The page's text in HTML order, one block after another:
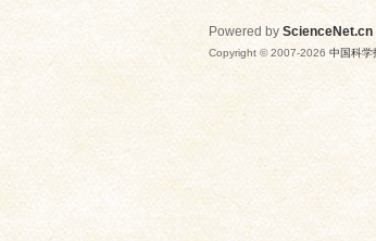
Powered by ScienceNet.cn
Copyright © 2007-2026 中国科学